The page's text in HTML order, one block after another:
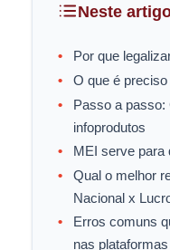
Neste
Por que
O que é
Passo a
infoprodutos
MEI serve para
Qual o melhor
Nacional x
Erros comuns
nas plataformas